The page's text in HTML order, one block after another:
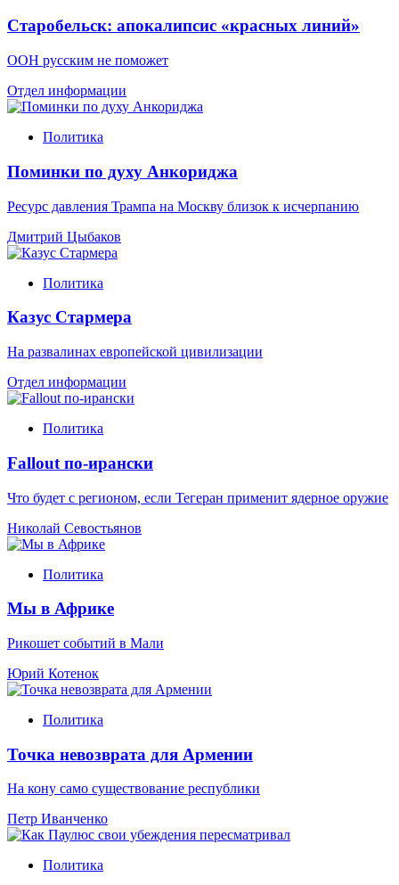
Старобельск: апокалипсис «красных линий»
ООН русским не поможет
Отдел информации
Политика
Поминки по духу Анкориджа
Ресурс давления Трампа на Москву близок к исчерпанию
Дмитрий Цыбаков
Политика
Казус Стармера
На развалинах европейской цивилизации
Отдел информации
Политика
Fallout по-ирански
Что будет с регионом, если Тегеран применит ядерное оружие
Николай Севостьянов
Политика
Мы в Африке
Рикошет событий в Мали
Юрий Котенок
Политика
Точка невозврата для Армении
На кону само существование республики
Петр Иванченко
Политика